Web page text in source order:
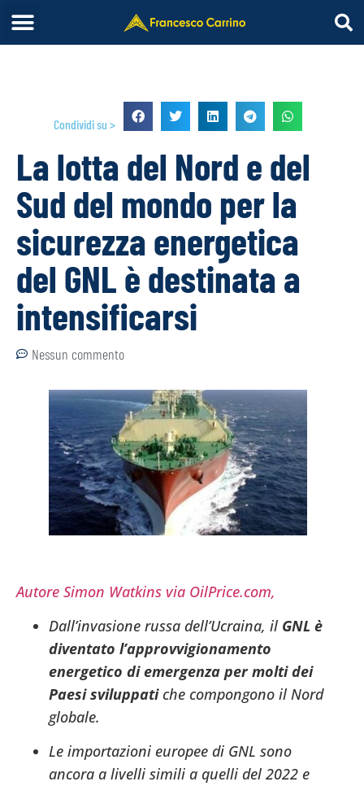
Condividi su >
La lotta del Nord e del
Sud del mondo per la
sicurezza energetica
del GNL è destinata a
intensificarsi
Nessun commento
Autore Simon Watkins via OilPrice.com,
Dall’invasione russa dell’Ucraina, il GNL è
diventato l’approvvigionamento
energetico di emergenza per molti dei
Paesi sviluppatiche compongono il Nord
globale.
Le importazioni europee di GNL sono
ancora a livelli simili a quelli del 2022 e